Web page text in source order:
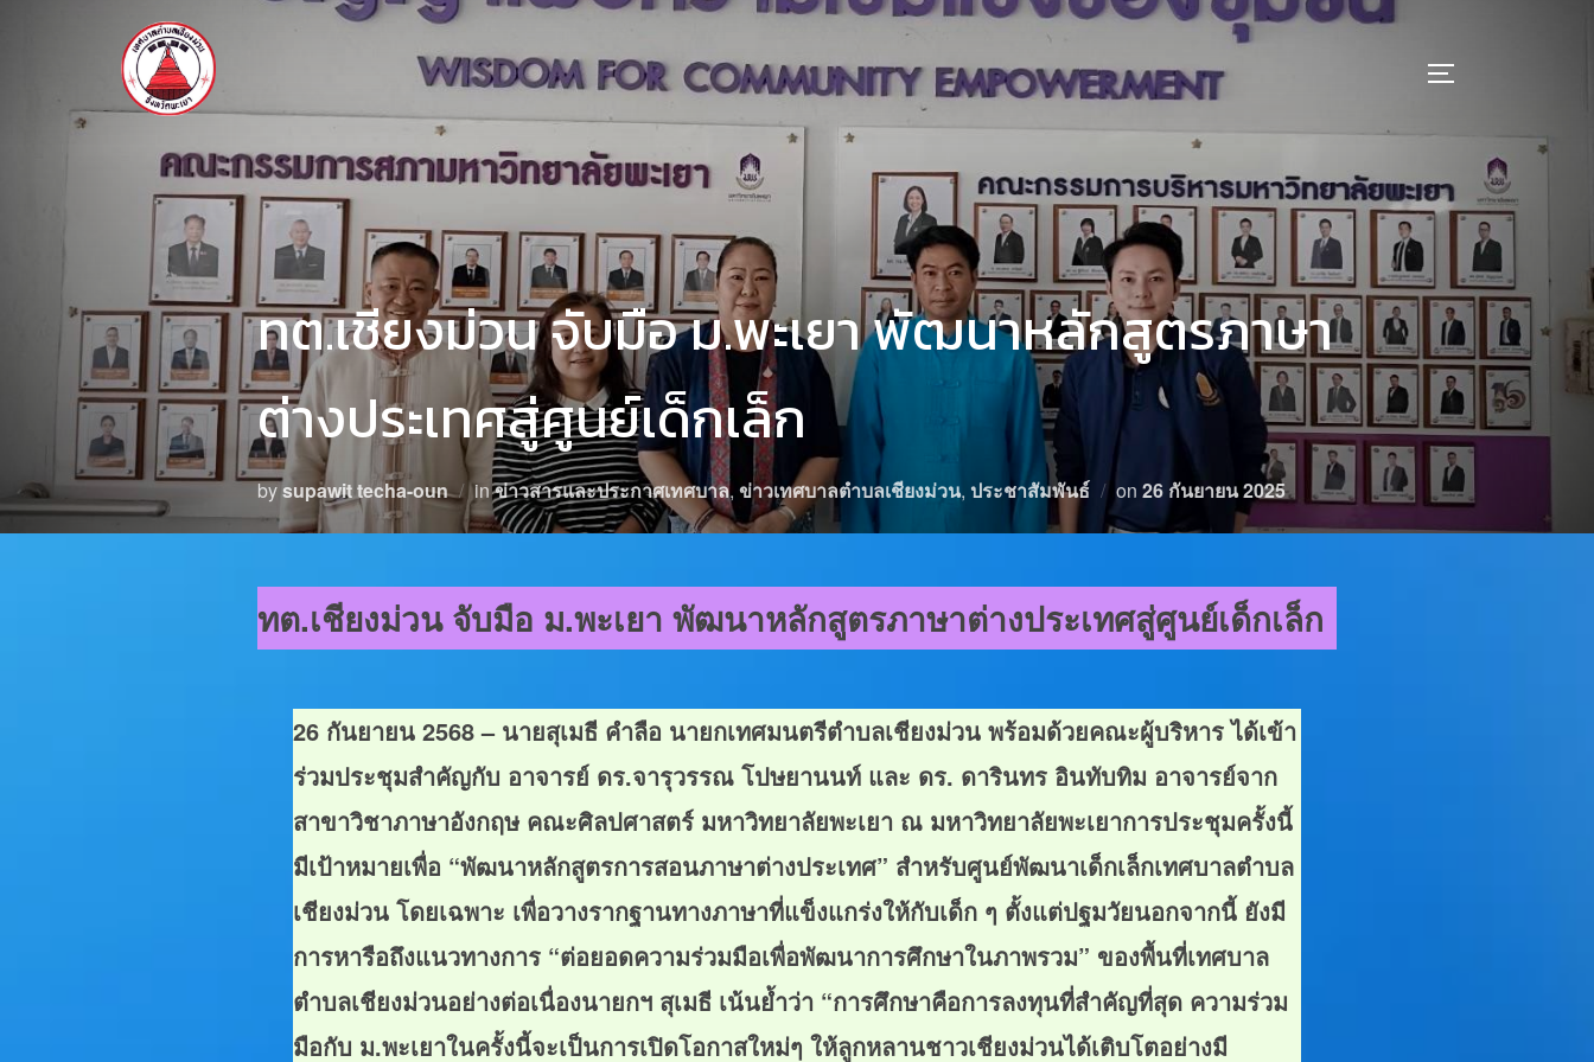
ทต.เชียงม่วน จับมือ ม.พะเยา พัฒนาหลักสูตรภาษา
ต่างประเทศสู่ศูนย์เด็กเล็ก
bysupawit techa-oun inข่าวสารและประกาศเทศบาล, ข่าวเทศบาลตำบลเชียงม่วน, ประชาสัมพันธ์ on 26 กันยายน 2025
ทต.เชียงม่วน จับมือ ม.พะเยา พัฒนาหลักสูตรภาษาต่างประเทศสู่ศูนย์เด็กเล็ก
26 กันยายน 2568 – นายสุเมธี คำลือ นายกเทศมนตรีตำบลเชียงม่วน พร้อมด้วยคณะผู้บริหาร ได้เข้า
ร่วมประชุมสำคัญกับ อาจารย์ ดร.จารุวรรณ โปษยานนท์ และ ดร. ดารินทร อินทับทิม อาจารย์จาก
สาขาวิชาภาษาอังกฤษ คณะศิลปศาสตร์ มหาวิทยาลัยพะเยา ณ มหาวิทยาลัยพะเยาการประชุมครั้งนี้
มีเป้าหมายเพื่อ “พัฒนาหลักสูตรการสอนภาษาต่างประเทศ” สำหรับศูนย์พัฒนาเด็กเล็กเทศบาลตำบล
เชียงม่วน โดยเฉพาะ เพื่อวางรากฐานทางภาษาที่แข็งแกร่งให้กับเด็ก ๆ ตั้งแต่ปฐมวัยนอกจากนี้ ยังมี
การหารือถึงแนวทางการ “ต่อยอดความร่วมมือเพื่อพัฒนาการศึกษาในภาพรวม” ของพื้นที่เทศบาล
ตำบลเชียงม่วนอย่างต่อเนื่องนายกฯ สุเมธี เน้นย้ำว่า “การศึกษาคือการลงทุนที่สำคัญที่สุด ความร่วม
มือกับ ม.พะเยาในครั้งนี้จะเป็นการเปิดโอกาสใหม่ๆ ให้ลูกหลานชาวเชียงม่วนได้เติบโตอย่างมี